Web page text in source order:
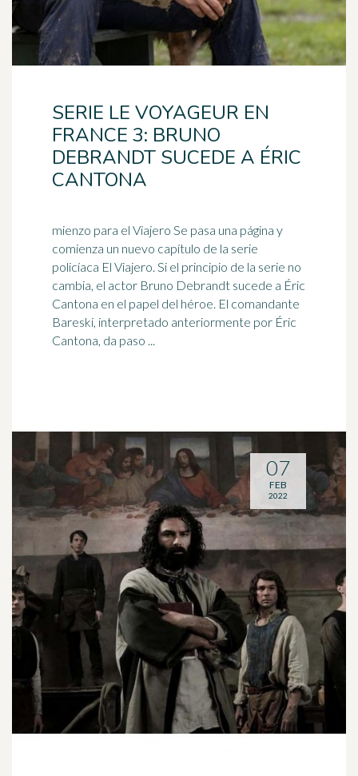
SERIE LE VOYAGEUR EN
FRANCE 3: BRUNO
DEBRANDT SUCEDE A ÉRIC
CANTONA
mienzo para el Viajero Se pasa una página y
comienza un nuevo capítulo de la serie
policíaca El Viajero. Si el principio de la serie no
cambia, el actor Bruno Debrandt sucede a Éric
Cantona en el papel del héroe. El comandante
Bareski, interpretado anteriormente por Éric
Cantona, da paso ...
07
FEB
2022